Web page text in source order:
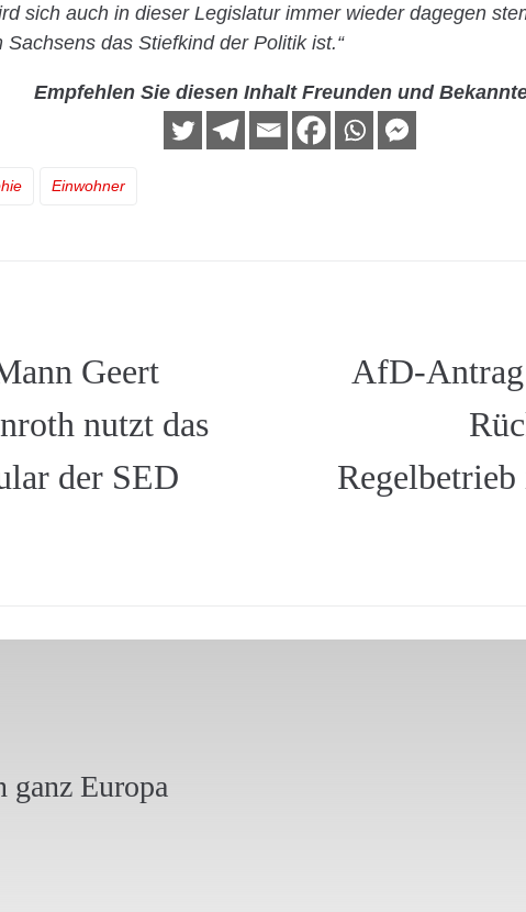
sich auch in dieser Legislatur immer wieder dagegen
Sachsens das Stiefkind der Politik ist.“
Empfehlen Sie diesen Inhalt Freunden und
Einwohner
Geert
nutzt das
der SED
AfD-
Europa